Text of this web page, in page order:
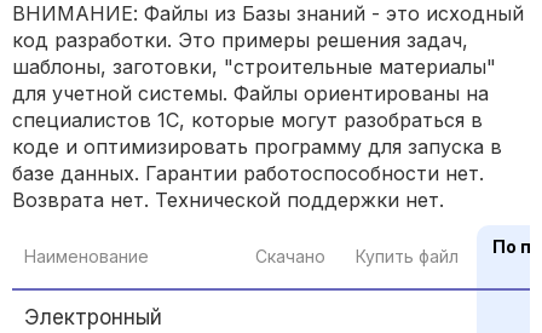
ВНИМАНИЕ: Файлы из Базы знаний - это исходный
код разработки. Это примеры решения задач,
шаблоны, заготовки, "строительные материалы"
для учетной системы. Файлы ориентированы на
специалистов 1С, которые могут разобраться в
коде и оптимизировать программу для запуска в
базе данных. Гарантии работоспособности нет.
Возврата нет. Технической поддержки нет.
Наименование Скачано Купить файл
По
Электронный